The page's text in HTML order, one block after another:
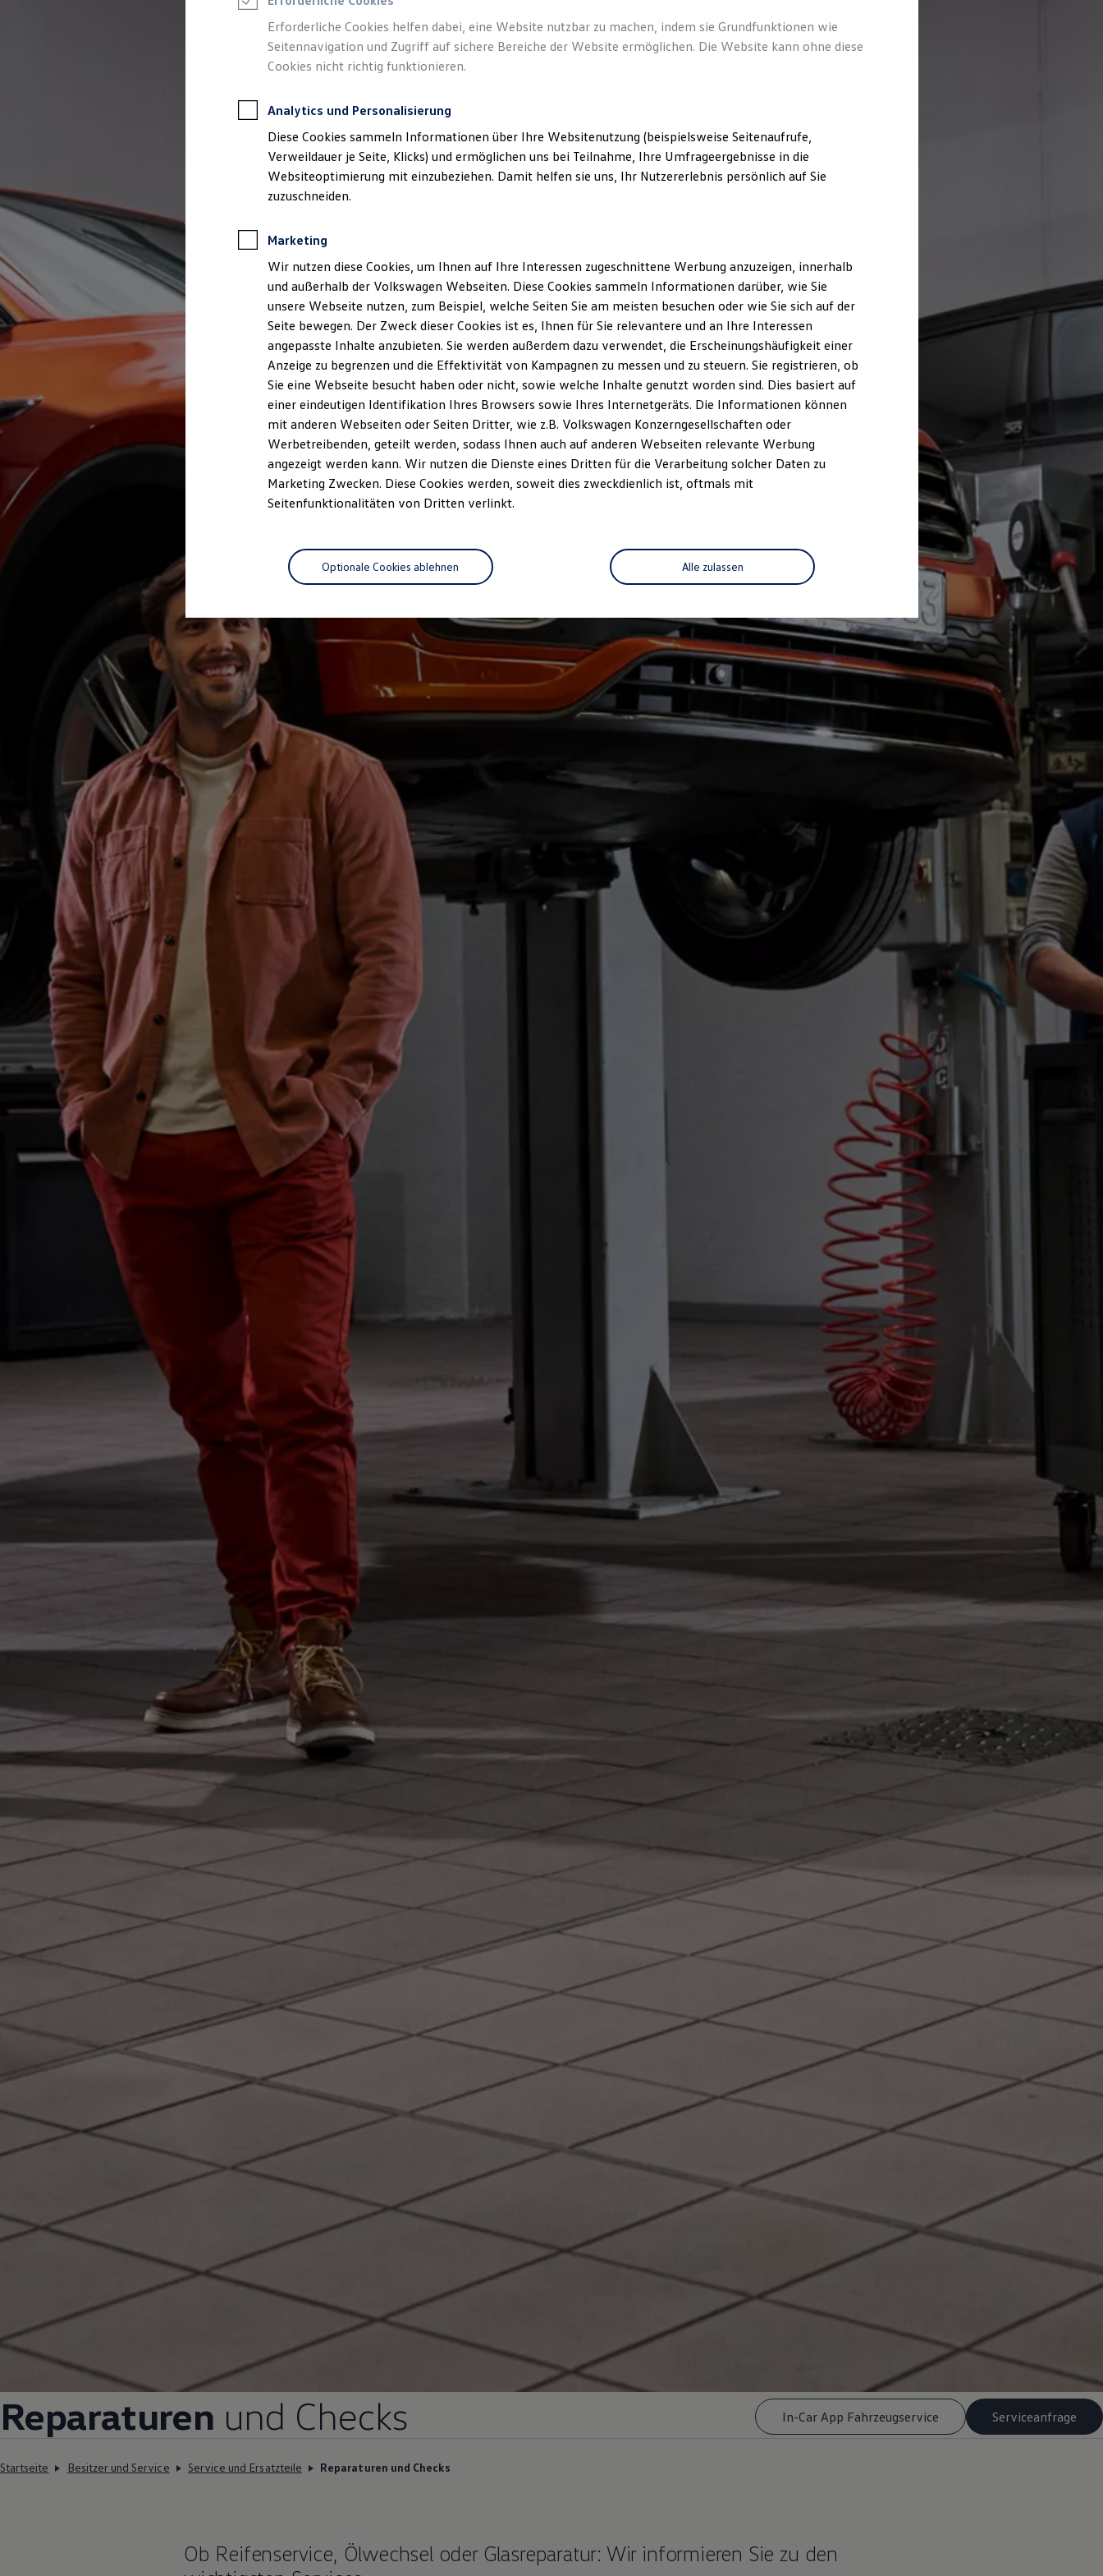
Junge Gebrauchtwagen-Leasing
Garantien
Wartungsverträge
Geschäftskunden
Professional Class bei Volkswagen
Großkunden
Behörden
Direktkunden
Sonderfahrzeuge
Anpfiff zum Gewinn
Elektromobilität
Elektroautos
ID. Tutorials
Elektrofahrzeugkonzepte
ID. EVERY1
Reichweite
Reichweite der ID. Modelle
Rekuperation
Laden
Garantie und Lebensdauer
Nachhaltigkeit
Technologie
Verbrauchskosten
Kaufoptionen
E-Auto-Förderung
Software und Konnektivität
Die ID. Software 6
ID. Software Versionen und Updates
Digitale Extras
Schnittstellen zu Ihrem ID.
Hybridautos
Marke und Erlebnis
Volkswagen R und R Experience
R-Modelle
R Experience
Driving Experience
Volkswagen entdecken
Werkbesichtigung
Factory visit
Lifestyle Shop
T-Roc Kollektion
Golf Kollektion
ID. Kollektion
Volkswagen Kollektion
R-Kollektion
GTI Kollektion
Fußball Drop
we drive football
#wedriveproud
Besitzer und Service
myVolkswagen
Software Updates
Service und Ersatzteile
Inspektion und HU/AU
Reparaturen und Checks
Motorenöl und Flüssigkeiten
Räder und Reifen
Pannen- und Unfallhilfe
Economy Service
Volkswagen Teile
Zubehör
Modellspezifisches Zubehör
Schutz und Pflege
Transport
Entertainment und Elektronik
Individualisieren
Wallbox und Ladekabel
Digitale Extras
Dienste für Ihr Modell finden
Volkswagen Apps, Login und Shop
Handy und Fahrzeug verbinden
Updates für Software, Karten und Radio
Vorgängermodelle
Volkswagen Kundenbetreuung
Warn- und Kontrollleuchten
Assistenzsysteme
Digitale Betriebsanleitung
Live Beratung
Elektromobilität
Volkswagen Kundenbetreuung
Reparaturen und Checks In-Car App Fahrzeugservice Serviceanfrage
Startseite Besitzer und Service Service und Ersatzteile Reparaturen und Checks
Ob Reifenservice, Ölwechsel oder Glasreparatur: Wir informieren Sie zu den
Erforderliche Cookies helfen dabei, eine Website nutzbar zu machen, indem sie Grundfunktionen wie
Seitennavigation und Zugriff auf sichere Bereiche der Website ermöglichen. Die Website kann ohne diese
Cookies nicht richtig funktionieren.
Analytics und Personalisierung
Diese Cookies sammeln Informationen über Ihre Websitenutzung (beispielsweise Seitenaufrufe,
Verweildauer je Seite, Klicks) und ermöglichen uns bei Teilnahme, Ihre Umfrageergebnisse in die
Websiteoptimierung mit einzubeziehen. Damit helfen sie uns, Ihr Nutzererlebnis persönlich auf Sie
zuzuschneiden.
Marketing
Wir nutzen diese Cookies, um Ihnen auf Ihre Interessen zugeschnittene Werbung anzuzeigen, innerhalb
und außerhalb der Volkswagen Webseiten. Diese Cookies sammeln Informationen darüber, wie Sie
unsere Webseite nutzen, zum Beispiel, welche Seiten Sie am meisten besuchen oder wie Sie sich auf der
Seite bewegen. Der Zweck dieser Cookies ist es, Ihnen für Sie relevantere und an Ihre Interessen
angepasste Inhalte anzubieten. Sie werden außerdem dazu verwendet, die Erscheinungshäufigkeit einer
Anzeige zu begrenzen und die Effektivität von Kampagnen zu messen und zu steuern. Sie registrieren, ob
Sie eine Webseite besucht haben oder nicht, sowie welche Inhalte genutzt worden sind. Dies basiert auf
einer eindeutigen Identifikation Ihres Browsers sowie Ihres Internetgeräts. Die Informationen können
mit anderen Webseiten oder Seiten Dritter, wie z.B. Volkswagen Konzerngesellschaften oder
Werbetreibenden, geteilt werden, sodass Ihnen auch auf anderen Webseiten relevante Werbung
angezeigt werden kann. Wir nutzen die Dienste eines Dritten für die Verarbeitung solcher Daten zu
Marketing Zwecken. Diese Cookies werden, soweit dies zweckdienlich ist, oftmals mit
Seitenfunktionalitäten von Dritten verlinkt.
Alle zulassen
Optionale Cookies ablehnen